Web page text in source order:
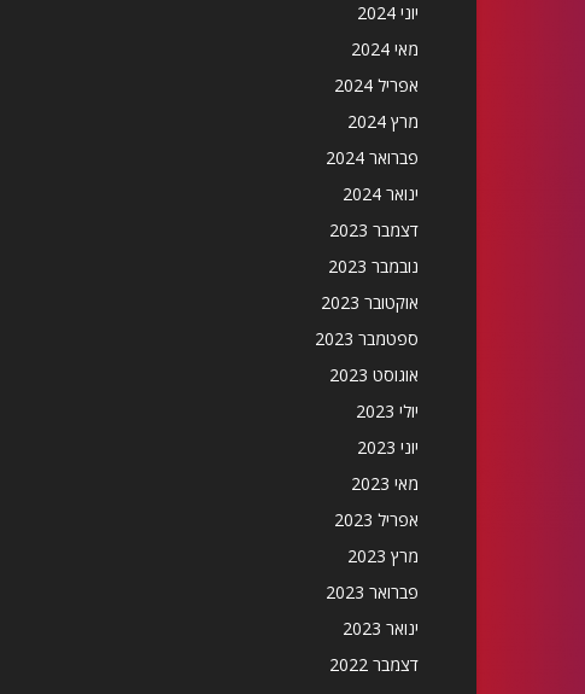
יוני 2024
מאי 2024
אפריל 2024
מרץ 2024
פברואר 2024
ינואר 2024
דצמבר 2023
נובמבר 2023
אוקטובר 2023
ספטמבר 2023
אוגוסט 2023
יולי 2023
יוני 2023
מאי 2023
אפריל 2023
מרץ 2023
פברואר 2023
ינואר 2023
דצמבר 2022